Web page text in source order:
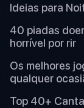
Ideias para
40 piadas
horrível por rir
Os melhores
qualquer
Top 40+